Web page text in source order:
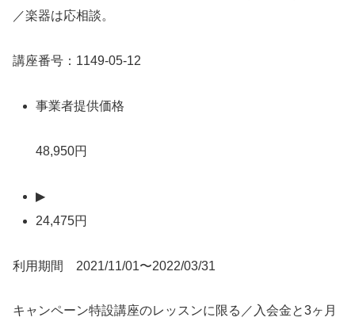
／楽器は応相談。
講座番号：1149-05-12
事業者提供価格
48,950円
▶
24,475円
利用期間 2021/11/01〜2022/03/31
キャンペーン特設講座のレッスンに限る／入会金と3ヶ月